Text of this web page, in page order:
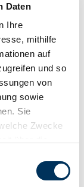
Daten
Ihre
mithilfe
auf
und so
von
sowie
Sie
Zwecke